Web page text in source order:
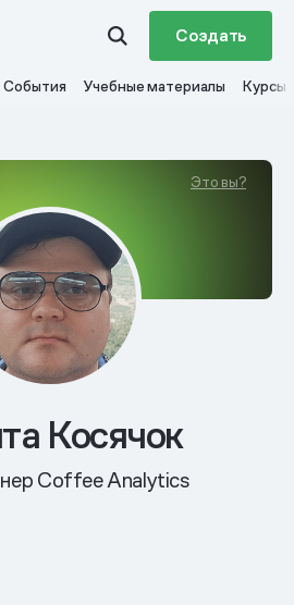
Создать
События Учебные материалы Курсы
Это вы?
Косячок
Coffee Analytics